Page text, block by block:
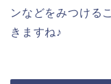
ンなどをみつける
きますね♪